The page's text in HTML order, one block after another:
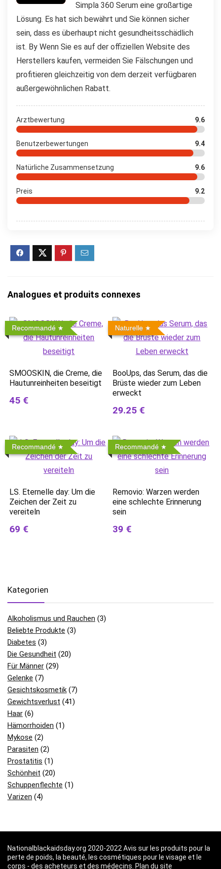
Simpla 360 Serum eine großartige
Lösung. Es hat sich bewährt und Sie können sicher
sein, dass es überhaupt nicht gesundheitsschädlich
ist. By Wenn Sie es auf der offiziellen Website des
Herstellers kaufen, vermeiden Sie Fälschungen und
profitieren gleichzeitig von dem derzeit verfügbaren
außergewöhnlichen Rabatt.
Arztbewertung 9.6
Benutzerbewertungen 9.4
Natürliche Zusammensetzung 9.6
Preis 9.2
Analogues et produits connexes
Recommandé
SMOOSKIN, die Creme, die
Hautunreinheiten beseitigt
45 €
Naturelle
BooUps, das Serum, das die
Brüste wieder zum Leben
erweckt
29.25 €
Recommandé
LS. Eternelle day: Um die
Zeichen der Zeit zu
vereiteln
69 €
Recommandé
Removio: Warzen werden
eine schlechte Erinnerung
sein
39 €
Kategorien
Alkoholismus und Rauchen (3)
Beliebte Produkte (3)
Diabetes (3)
Die Gesundheit (20)
Für Männer (29)
Gelenke (7)
Gesichtskosmetik (7)
Gewichtsverlust (41)
Haar (6)
Hämorrhoiden (1)
Mykose (2)
Parasiten (2)
Prostatitis (1)
Schönheit (20)
Schuppenflechte (1)
Varizen (4)
Nationalblackaidsday.org 2020-2022 Avis sur les produits pour la
perte de poids, la beauté, les cosmétiques pour le visage et le
corps - des acheteurs et des médecins. Plan du site